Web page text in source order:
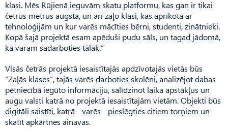
klasi. Mēs Rūjienā ieguvām skatu platformu, kas gan ir tikai
četrus metrus augsta, un arī zaļo klasi, kas aprīkota ar
tehnoloģijām un kur varēs mācīties bērni, studenti, zinātnieki.
Kopā šajā projektā esam apēduši pudu sāls, un tagad jādomā,
kā varam sadarboties tālāk.”
Visās četrās projektā iesaistītajās apdzīvotajās vietās būs
“Zaļās klases”, tajās varēs darboties skolēni, analizējot dabas
pētniecībā iegūto informāciju, salīdzinot laika apstākļus un
augu valsti katrā no projektā iesaistītajām vietām. Objekti būs
digitāli saistīti, katrā varēs pieslēgties citiem torņiem un
skatīt apkārtnes ainavas.